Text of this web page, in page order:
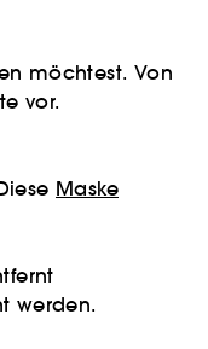
möchtest. Von
vor.
Maske
werden.